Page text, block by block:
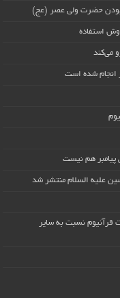
بودن حضرت ولی عصر (عج)
استفاده
می‌کند
انجام شده است
هم نیست
علیه السلام منتشر شد
قرآنیوم نسبت به سایر